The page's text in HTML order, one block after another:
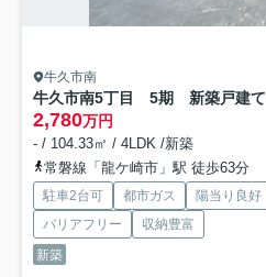
牛久市南
牛久市南5丁目 5期 新築戸建て
2,780万円
- / 104.33㎡ / 4LDK /新築
常磐線「龍ケ崎市」駅 徒歩63分
駐車2台可 都市ガス 陽当り良好
バリアフリー
収納豊富
新築